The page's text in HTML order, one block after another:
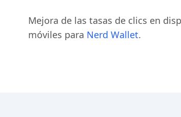
Mejora de las tasas de clics en
móviles para Nerd Wallet.